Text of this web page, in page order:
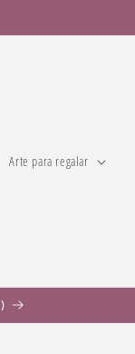
Arte para regalar